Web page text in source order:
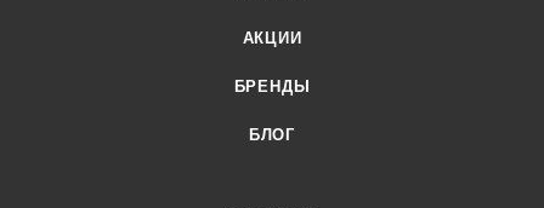
АКЦИИ
БРЕНДЫ
БЛОГ